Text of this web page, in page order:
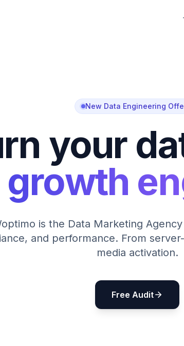
New Data Engineering
your
growth
is the Data Marketing
and performance. From
media activation.
Free Audit